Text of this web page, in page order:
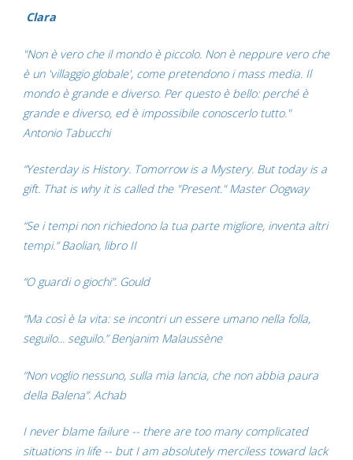
Clara
"Non è vero che il mondo è piccolo. Non è neppure vero che
è un 'villaggio globale', come pretendono i mass media. Il
mondo è grande e diverso. Per questo è bello: perché è
grande e diverso, ed è impossibile conoscerlo tutto."
Antonio Tabucchi
“Yesterday is History. Tomorrow is a Mystery. But today is a
gift. That is why it is called the "Present." Master Oogway
“Se i tempi non richiedono la tua parte migliore, inventa altri
tempi.” Baolian, libro II
“O guardi o giochi”. Gould
“Ma così è la vita: se incontri un essere umano nella folla,
seguilo... seguilo.” Benjanim Malaussène
“Non voglio nessuno, sulla mia lancia, che non abbia paura
della Balena”. Achab
I never blame failure -- there are too many complicated
situations in life -- but I am absolutely merciless toward lack